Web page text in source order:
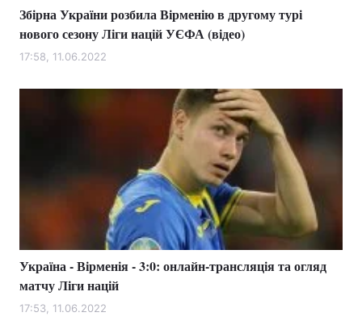
Збірна України розбила Вірменію в другому турі
нового сезону Ліги націй УЄФА (відео)
17:58, 11.06.2022
Україна - Вірменія - 3:0: онлайн-трансляція та огляд
матчу Ліги націй
17:53, 11.06.2022